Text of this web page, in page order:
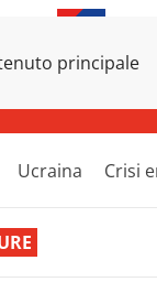
principale
Ucraina Crisi